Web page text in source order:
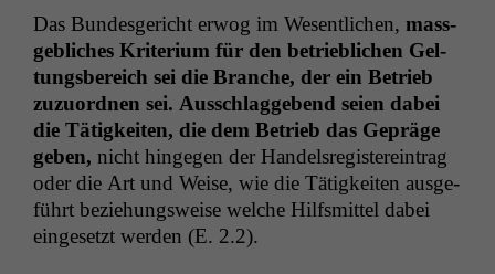
Das Bun­des­gericht erwog im Wesentlichen, mass­
ge­blich­es Kri­teri­um für den betrieblichen Gel­
tungs­bere­ich sei die Branche, der ein Betrieb
zuzuord­nen sei. Auss­chlaggebend seien dabei
die Tätigkeit­en, die dem Betrieb das Gepräge
geben, nicht hinge­gen der Han­del­sreg­is­tere­in­trag
oder die Art und Weise, wie die Tätigkeit­en aus­ge­
führt beziehungsweise welche Hil­f­s­mit­tel dabei
einge­set­zt wer­den (E. 2.2).